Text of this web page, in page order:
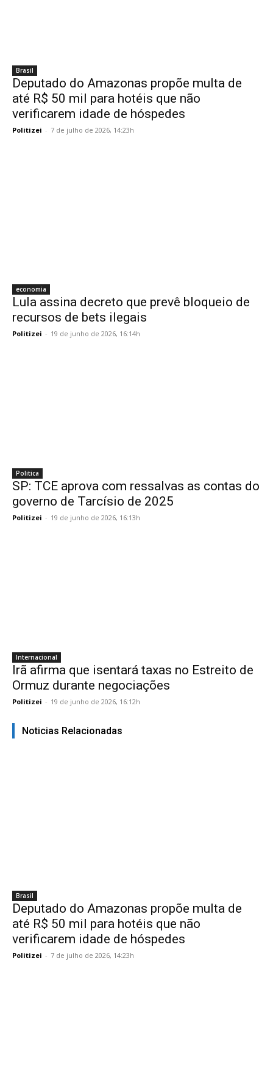
Brasil
Deputado do Amazonas propõe multa de
até R$ 50 mil para hotéis que não
verificarem idade de hóspedes
Politizei - 7 de julho de 2026, 14:23h
economia
Lula assina decreto que prevê bloqueio de
recursos de bets ilegais
Politizei - 19 de junho de 2026, 16:14h
Politica
SP: TCE aprova com ressalvas as contas do
governo de Tarcísio de 2025
Politizei - 19 de junho de 2026, 16:13h
Internacional
Irã afirma que isentará taxas no Estreito de
Ormuz durante negociações
Politizei - 19 de junho de 2026, 16:12h
Noticias Relacionadas
Brasil
Deputado do Amazonas propõe multa de
até R$ 50 mil para hotéis que não
verificarem idade de hóspedes
Politizei - 7 de julho de 2026, 14:23h